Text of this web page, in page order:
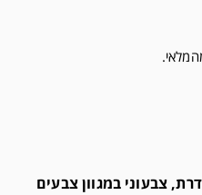
צבעוני במגוון צבעים